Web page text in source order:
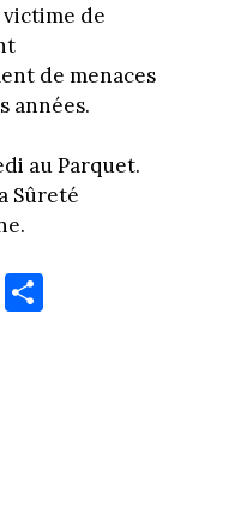
de
de menaces
années.
au Parquet.
Sûreté
Pa
rt